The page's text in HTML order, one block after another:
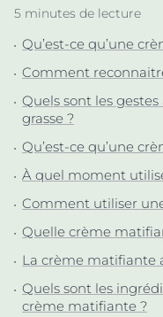
5 minutes de lecture
Qu’est-ce qu’une
Comment
Quels sont les
grasse ?
Qu’est-ce qu’une
À quel moment
Comment utiliser
Quelle crème
La crème matifiante
Quels sont les
crème matifiante ?